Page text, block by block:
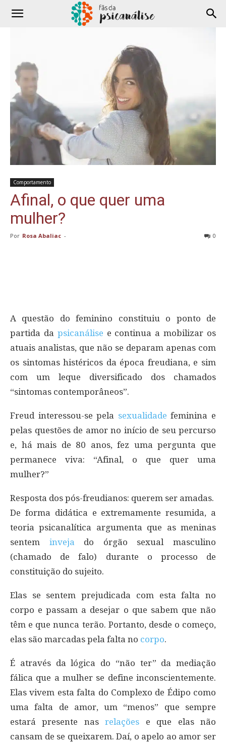
Comportamento
Afinal, o que quer uma
mulher?
Por Rosa Abaliac - 0
A questão do feminino constituiu o ponto de
partida da psicanálise e continua a mobilizar os
atuais analistas, que não se deparam apenas com
os sintomas histéricos da época freudiana, e sim
com um leque diversificado dos chamados
“sintomas contemporâneos”.
Freud interessou-se pela sexualidadefeminina e
pelas questões de amor no início de seu percurso
e, há mais de 80 anos, fez uma pergunta que
permanece viva: “Afinal, o que quer uma
mulher?”
Resposta dos pós-freudianos: querem ser amadas.
De forma didática e extremamente resumida, a
teoria psicanalítica argumenta que as meninas
sentem inveja do órgão sexual masculino
(chamado de falo) durante o processo de
constituição do sujeito.
Elas se sentem prejudicada com esta falta no
corpo e passam a desejar o que sabem que não
têm e que nunca terão. Portanto, desde o começo,
elas são marcadas pela falta no corpo.
É através da lógica do “não ter” da mediação
fálica que a mulher se define inconscientemente.
Elas vivem esta falta do Complexo de Édipo como
uma falta de amor, um “menos” que sempre
estará presente nasrelações e que elas não
cansam de se queixarem. Daí, o apelo ao amor ser